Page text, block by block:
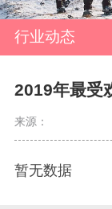
行业动态
2019年最受
来源：
暂无数据